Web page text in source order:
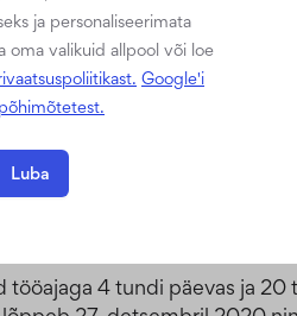
tööaeg päevas)) – 3
on 162 tundi.
8 tundi päevas ja 40
ei ole töötaja tööpäev.
tööpäev 23.
4 tundi päevas ja
ja personaliseerimata
oma valikuid allpool või loe
Google'i
Luba